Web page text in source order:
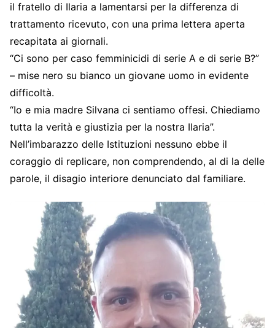
il fratello di Ilaria a lamentarsi per la differenza di
trattamento ricevuto, con una prima lettera aperta
recapitata ai giornali.
“Ci sono per caso femminicidi di serie A e di serie B?”
– mise nero su bianco un giovane uomo in evidente
difficoltà.
“Io e mia madre Silvana ci sentiamo offesi. Chiediamo
tutta la verità e giustizia per la nostra Ilaria”.
Nell’imbarazzo delle Istituzioni nessuno ebbe il
coraggio di replicare, non comprendendo, al di la delle
parole, il disagio interiore denunciato dal familiare.